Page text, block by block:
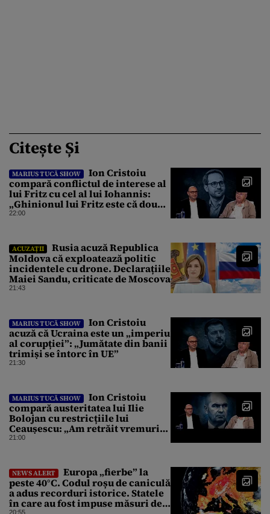
Citește Și
MARIUS TUCĂ SHOW
Ion Cristoiu
compară conflictul de interese al
lui Fritz cu cel al lui Iohannis:
„Ghinionul lui Fritz este că două
instanțe l-au declarat
22:00
ACUZAȚII
Rusia acuză Republica
Moldova că exploatează politic
incidentele cu drone. Declarațiile
Maiei Sandu, criticate de Moscova
21:43
MARIUS TUCĂ SHOW
Ion Cristoiu
acuză că Ucraina este un „imperiu
al corupției”: „Jumătate din banii
trimiși se întorc în UE”
21:30
MARIUS TUCĂ SHOW
Ion Cristoiu
compară austeritatea lui Ilie
Bolojan cu restricțiile lui
Ceaușescu: „Am retrăit vremurile
tinereții”
21:00
NEWS ALERT
Europa „fierbe” la
peste 40°C. Codul roșu de caniculă
a adus recorduri istorice. Statele
în care au fost impuse măsuri de
20:55